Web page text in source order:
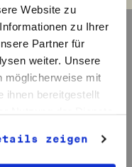
Website zu
zu Ihrer
Partner für
weiter. Unsere
möglicherweise mit
ihnen bereitgestellt
zeigen